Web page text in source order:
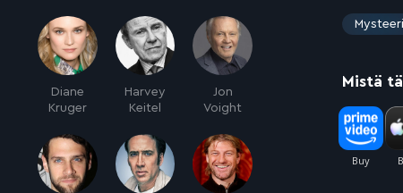
Diane
Kruger
Harvey
Keitel
Jon
Voight
:
Mysteeri
Mistä